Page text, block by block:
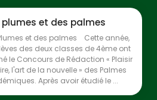
plumes et des palmes
et des palmes Cette année,
des deux classes de 4ème ont
le Concours de Rédaction « Plaisir
l'art de la nouvelle » des Palmes
Après avoir étudié le ...